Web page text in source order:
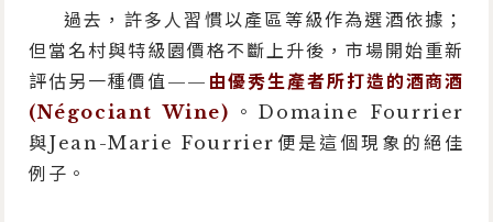
過去，許多人習慣以產區等級作為選酒依據；
但當名村與特級園價格不斷上升後，市場開始重新
評估另一種價值—— 由優秀生產者所打造的酒商酒
(Négociant Wine) 。Domaine Fourrier
與Jean-Marie Fourrier便是這個現象的絕佳
例子。